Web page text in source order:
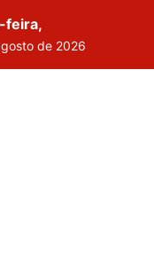
feira,
de 2026